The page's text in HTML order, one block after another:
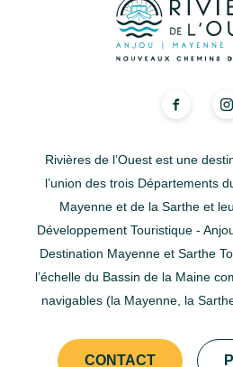
Rivières de l’Ouest est une
l’union des trois Départements
Mayenne et de la Sarthe et
Développement Touristique -
Destination Mayenne et Sarthe
l’échelle du Bassin de la Maine
navigables (la Mayenne, la
CONTACT